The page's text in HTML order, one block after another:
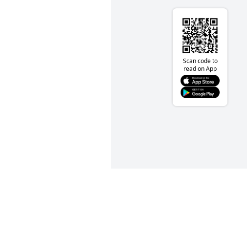
Scan code to
read on App